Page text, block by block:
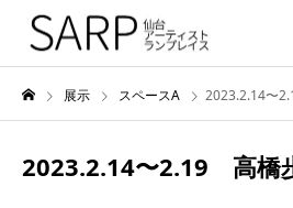
展示 スペースA 2023.2.14〜
2023.2.14〜2.19 高橋